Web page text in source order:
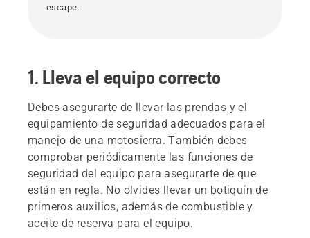
escape.
1. Lleva el equipo correcto
Debes asegurarte de llevar las prendas y el
equipamiento de seguridad adecuados para el
manejo de una motosierra. También debes
comprobar periódicamente las funciones de
seguridad del equipo para asegurarte de que
están en regla. No olvides llevar un botiquín de
primeros auxilios, además de combustible y
aceite de reserva para el equipo.